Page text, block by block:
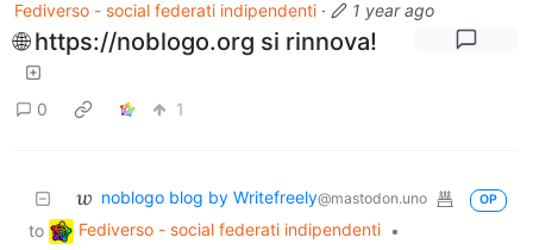
Fediverso - social federati indipendenti · 1 year ago
🌐 https://noblogo.org si rinnova!
0 1
noblogo blog by Writefreely@mastodon.uno OP
to Fediverso - social federati indipendenti •